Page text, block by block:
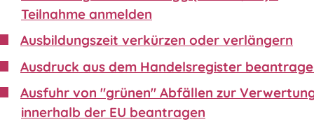
Teilnahme anmelden
Ausbildungszeit verkürzen oder verlängern
Ausdruck aus dem Handelsregister
Ausfuhr von "grünen" Abfällen zur
innerhalb der EU beantragen